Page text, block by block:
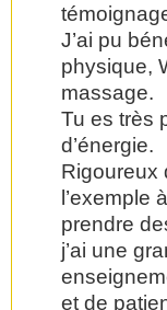
J’ai pu
physique,
massage.
Tu es très
d’énergie.
Rigoureux
l’exemple
prendre
j’ai une
et de